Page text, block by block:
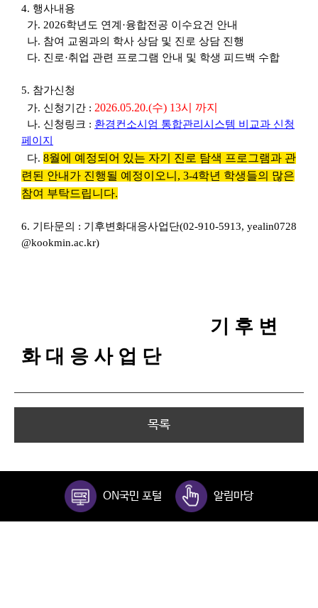
4. 행사내용
가. 2026학년도 연계 ·융합전공 이수요건 안내
나. 참여 교원과의 학사 상담 및 진로 상담 진행
다. 진로·취업 관련 프로그램 안내 및 학생 피드백 수합
5. 참가신청
가. 신청기간 : 2026.05.20.(수) 13시 까지
나. 신청링크 : 환경컨소시엄 통합관리시스템 비교과 신청
페이지
다. 8월에 예정되어 있는 자기 진로 탐색 프로그램과 관
련된 안내가 진행될 예정이오니, 3-4학년 학생들의 많은
참여 부탁드립니다.
6. 기타문의 : 기후변화대응사업단(02-910-5913, yealin0728
@kookmin.ac.kr)
기 후 변
화 대 응 사 업 단
목록
ON국민 포털 알림마당